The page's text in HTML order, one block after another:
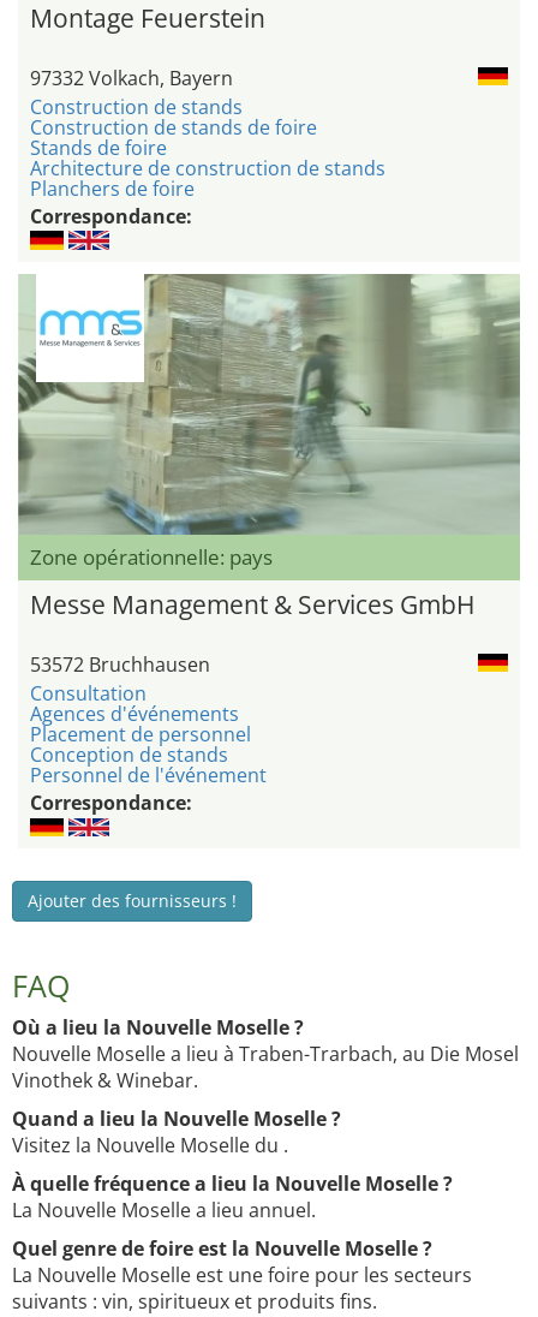
Montage Feuerstein
97332 Volkach, Bayern
Construction de stands
Construction de stands de foire
Stands de foire
Architecture de construction de stands
Planchers de foire
Correspondance:
Zone opérationnelle: pays
Messe Management & Services GmbH
53572 Bruchhausen
Consultation
Agences d'événements
Placement de personnel
Conception de stands
Personnel de l'événement
Correspondance:
Ajouter des fournisseurs !
FAQ
Où a lieu la Nouvelle Moselle ?
Nouvelle Moselle a lieu à Traben-Trarbach, au Die Mosel
Vinothek & Winebar.
Quand a lieu la Nouvelle Moselle ?
Visitez la Nouvelle Moselle du .
À quelle fréquence a lieu la Nouvelle Moselle ?
La Nouvelle Moselle a lieu annuel.
Quel genre de foire est la Nouvelle Moselle ?
La Nouvelle Moselle est une foire pour les secteurs
suivants : vin, spiritueux et produits fins.